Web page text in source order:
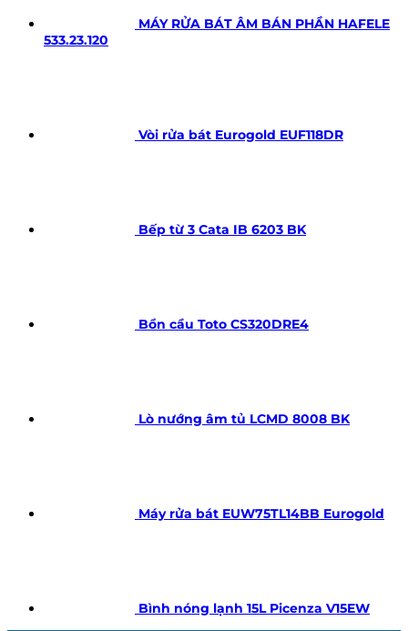
MÁY RỬA BÁT ÂM BÁN PHẦN HAFELE
533.23.120
Vòi rửa bát Eurogold EUF118DR
Bếp từ 3 Cata IB 6203 BK
Bồn cầu Toto CS320DRE4
Lò nướng âm tủ LCMD 8008 BK
Máy rửa bát EUW75TL14BB Eurogold
Bình nóng lạnh 15L Picenza V15EW